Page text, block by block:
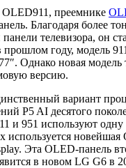
OLED911, преемнике
Благодаря более
панели телевизора, он
году, модель
Однако новая модель
версию.
вариант
P5 AI десятого
и 951 используют
используется новейшая
Эта OLED-панель
в новом LG G6 в